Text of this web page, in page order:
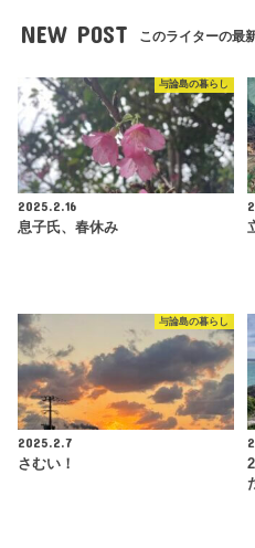
NEW POST このライターの最
与論島の暮らし
2025.2.16
息子氏、春休み
与論島の暮らし
2025.2.7
さむい！